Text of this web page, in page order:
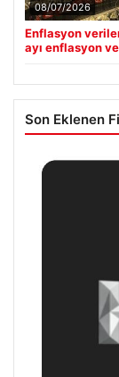
08/07/2026
Enflasyon
ayı enflasyon
Son Eklenen